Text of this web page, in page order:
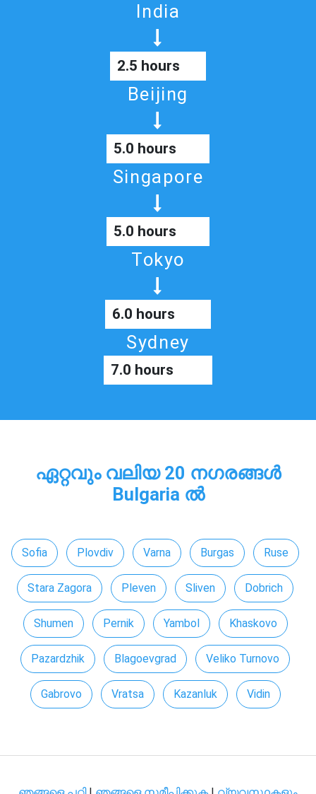
India
2.5 hours
Beijing
5.0 hours
Singapore
5.0 hours
Tokyo
6.0 hours
Sydney
7.0 hours
ഏറ്റവും വലിയ 20 നഗരങ്ങൾ
Bulgaria ൽ
Sofia Plovdiv Varna Burgas Ruse
Stara Zagora Pleven Sliven Dobrich
Shumen Pernik Yambol Khaskovo
Pazardzhik Blagoevgrad Veliko Turnovo
Gabrovo Vratsa Kazanluk Vidin